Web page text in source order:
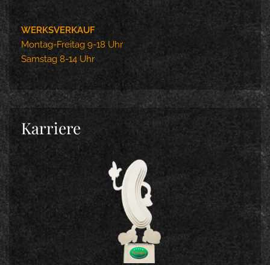
WERKSVERKAUF
Montag-Freitag 9-18 Uhr
Samstag 8-14 Uhr
Karriere